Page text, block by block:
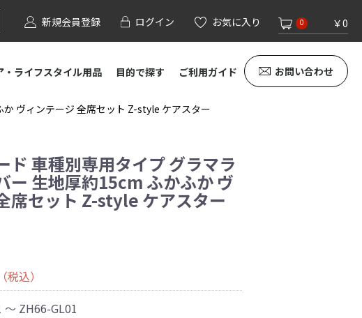
新規会員登録 ログイン お気に入り 0 ￥0
・ライフスタイル用品 目的で探す ご利用ガイド お問い合わせ
ヴィンテージ 全席セット Z-style ケアスター
ド 車種別専用タイプ グラマラ
ー 生地厚約15cm ふかふか ヴ
席セット Z-style ケアスター
（税込）
～ ZH66-GL01